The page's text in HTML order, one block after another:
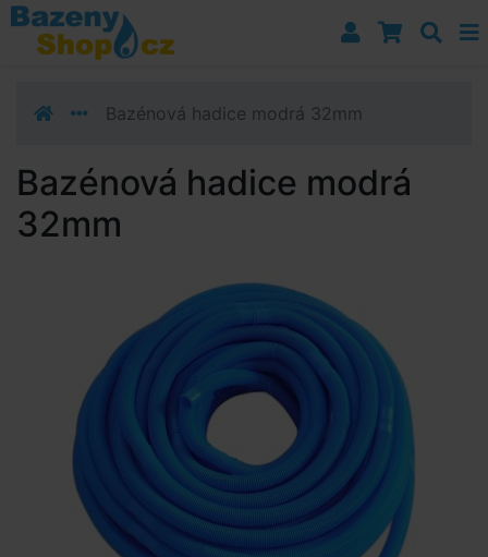
Přejít k navigaci
Přejít na obsah
Přejít k postrannímu sloupci
Bazénová hadice modrá 32mm
Bazénová hadice modrá
32mm